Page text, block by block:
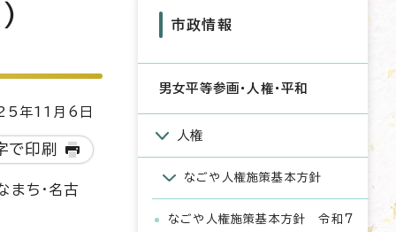
年11月6日
で印刷
まち・名古
市政情報
男女平等参画・人権・平和
人権
なごや人権施策基本方針
なごや人権施策基本方針 令和7